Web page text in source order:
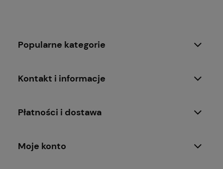
Popularne kategorie
Kontakt i informacje
Płatności i dostawa
Moje konto